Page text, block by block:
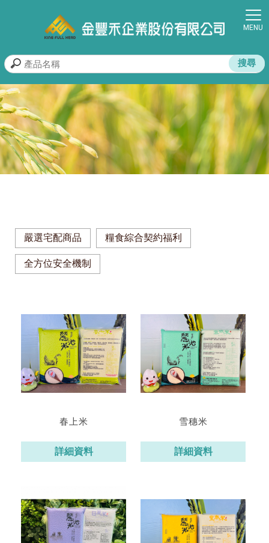
嚴選宅配商品 糧食綜合契約福利
全方位安全機制
春上米
詳細資料
雪穗米
詳細資料